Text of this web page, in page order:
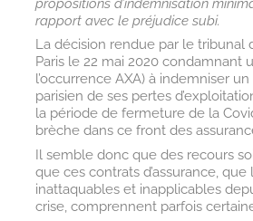
rapport avec le préjudice subi.
La décision rendue par le tribunal
Paris le 22 mai 2020 condamnant
l’occurrence AXA) à indemniser
parisien de ses pertes
la période de fermeture de la
brèche dans ce front des
Il semble donc que des recours
que ces contrats d’assurance, que
inattaquables et inapplicables
crise, comprennent parfois